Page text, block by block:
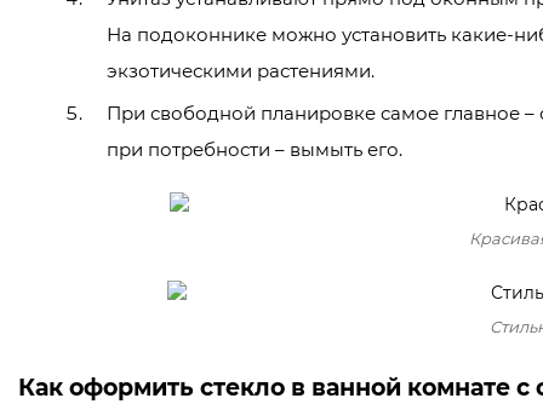
На подоконнике можно установить какие-
экзотическими растениями.
При свободной планировке самое главное –
при потребности – вымыть его.
Как оформить стекло в ванной комнате с